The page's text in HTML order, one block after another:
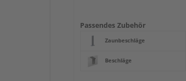
Passendes Zubehör
Zaunbeschläge
Beschläge